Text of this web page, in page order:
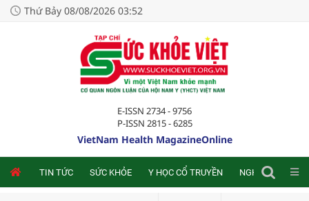
Thứ Bảy 08/08/2026 03:52
E-ISSN 2734 - 9756
P-ISSN 2815 - 6285
VietNam Health MagazineOnline
TIN TỨC SỨC KHỎE Y HỌC CỔ TRUYỀN NGHIÊN CỨU